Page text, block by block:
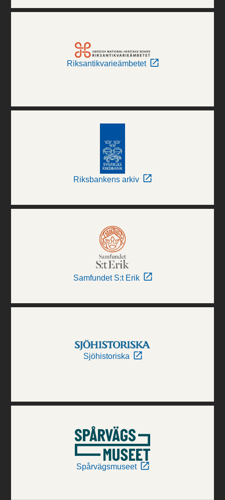
Riksantikvarieämbetet
Riksbankens arkiv
Samfundet S:t Erik
Sjöhistoriska
Spårvägsmuseet